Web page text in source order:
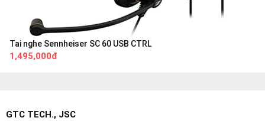
Tai nghe Sennheiser SC 60 USB CTRL
1,495,000đ
GTC TECH., JSC